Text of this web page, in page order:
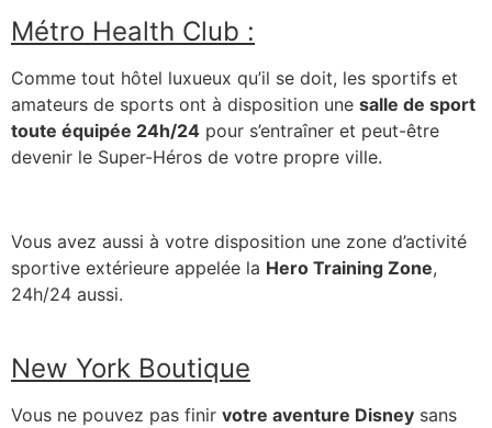
Métro Health Club :
Comme tout hôtel luxueux qu’il se doit, les sportifs et
amateurs de sports ont à disposition une salle de sport
toute équipée 24h/24 pour s’entraîner et peut-être
devenir le Super-Héros de votre propre ville.
Vous avez aussi à votre disposition une zone d’activité
sportive extérieure appelée la Hero Training Zone,
24h/24 aussi.
New York Boutique
Vous ne pouvez pas finir votre aventure Disney sans